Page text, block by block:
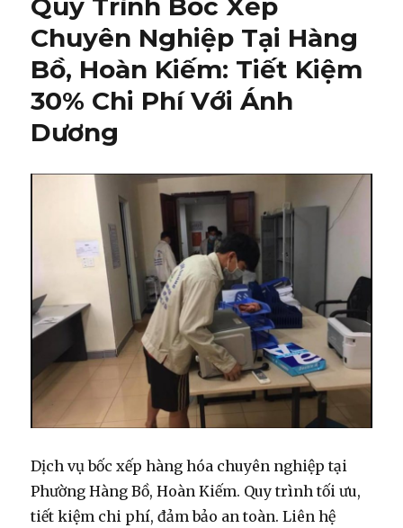
Quy Trình Bốc Xếp
Chuyên Nghiệp Tại Hàng
Bồ, Hoàn Kiếm: Tiết Kiệm
30% Chi Phí Với Ánh
Dương
Dịch vụ bốc xếp hàng hóa chuyên nghiệp tại
Phường Hàng Bồ, Hoàn Kiếm. Quy trình tối ưu,
tiết kiệm chi phí, đảm bảo an toàn. Liên hệ